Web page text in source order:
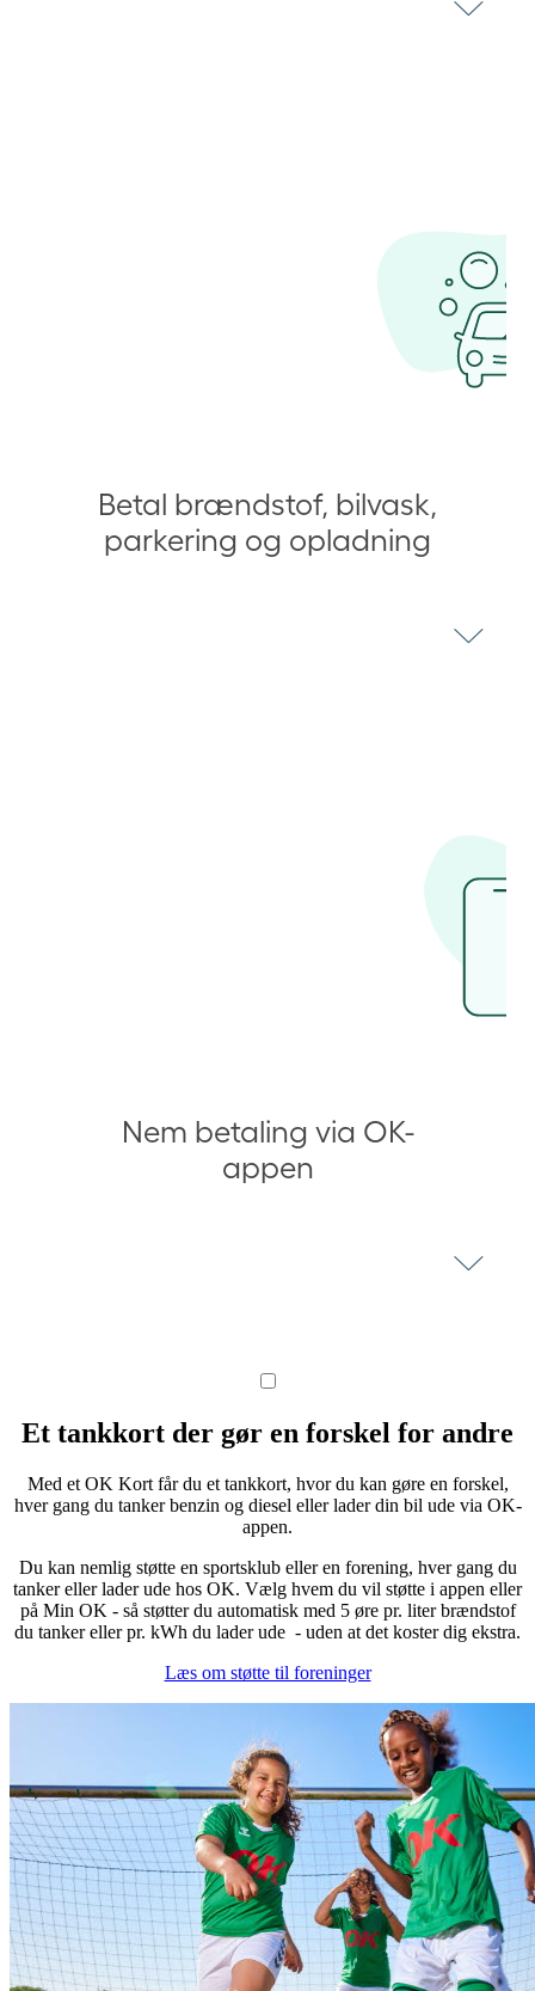
Betal brændstof, bilvask,
parkering og opladning
Nem betaling via OK-
appen
Et tankkort der gør en forskel for andre
Med et OK Kort får du et tankkort, hvor du kan gøre en forskel,
hver gang du tanker benzin og diesel eller lader din bil ude via OK-
appen.
Du kan nemlig støtte en sportsklub eller en forening, hver gang du
tanker eller lader ude hos OK. Vælg hvem du vil støtte i appen eller
på Min OK - så støtter du automatisk med 5 øre pr. liter brændstof
du tanker eller pr. kWh du lader ude - uden at det koster dig ekstra.
Læs om støtte til foreninger